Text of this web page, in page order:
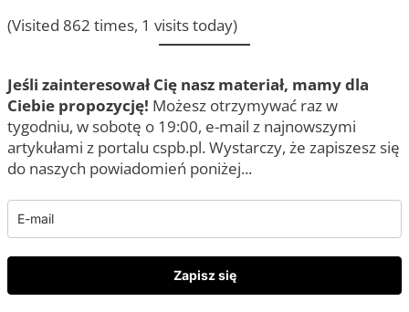
(Visited 862 times, 1 visits today)
Jeśli zainteresował Cię nasz materiał, mamy dla
Ciebie propozycję! Możesz otrzymywać raz w
tygodniu, w sobotę o 19:00, e-mail z najnowszymi
artykułami z portalu cspb.pl. Wystarczy, że zapiszesz się
do naszych powiadomień poniżej...
Zapisz się